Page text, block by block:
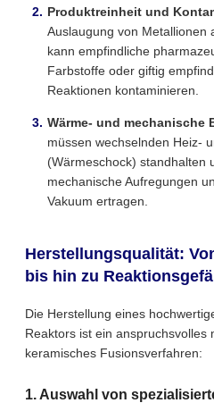
Produktreinheit und
Auslaugung von Metallionen
kann empfindliche
Farbstoffe oder giftig
Reaktionen kontaminieren.
Wärme- und mechanische
müssen wechselnden Heiz-
(Wärmeschock) standhalten
mechanische Aufregungen
Vakuum ertragen.
Herstellungsqualität:
bis hin zu
Die Herstellung eines
Reaktors ist ein anspruchsvolles
keramisches Fusionsverfahren:
1. Auswahl von